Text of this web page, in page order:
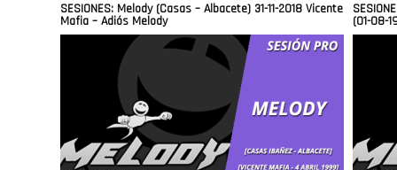
SESIONES: Melody (Casas – Albacete) 31-11-2018 Vicente
Mafia – Adiós Melody (01-08-